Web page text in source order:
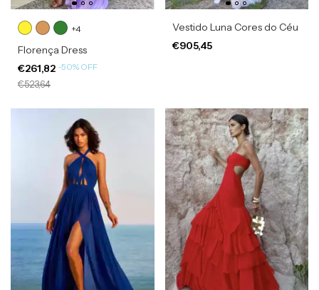
+4
Florença Dress
€261,82 -50% OFF
€523,64
Vestido Luna Cores do Céu
€905,45